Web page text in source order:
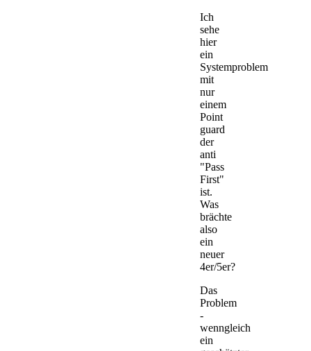
Ich
sehe
hier
ein
Systemproblem
mit
nur
einem
Point
guard
der
anti
"Pass
First"
ist.
Was
brächte
also
ein
neuer
4er/5er?
Das
Problem
-
wenngleich
ein